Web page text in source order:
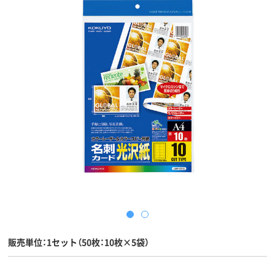
販売単位：1セット（50枚：10枚×5袋）